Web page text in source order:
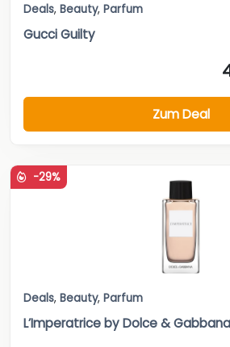
Deals, Beauty, Parfum
Gucci Guilty
Zum Deal
-29%
Deals, Beauty, Parfum
L’Imperatrice by Dolce &